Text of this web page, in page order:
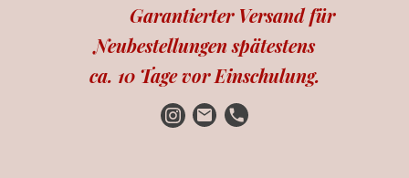
Garantierter Versand für
Neubestellungen spätestens
ca. 10 Tage vor Einschulung.